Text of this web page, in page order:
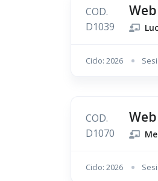
COD.
D1039
Ciclo: 2026
COD.
D1070
Ciclo: 2026